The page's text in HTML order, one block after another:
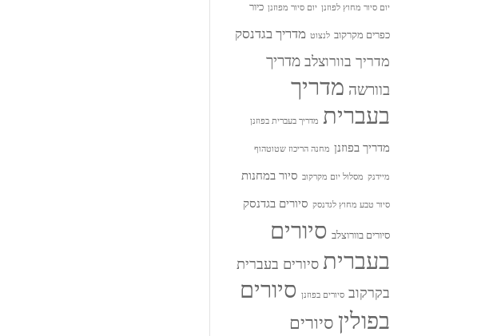
יום סיור מחוץ לפוזנן יום סיור מפוזנן כיור
כפרים מקרקוב לנצוט מדריך בגדנסק
מדריך בוורוצלב מדריך
בוורשה מדריך
בעברית
מדריך בעברית בפוזנן
מדריך בפוזנן מחנה הריכוז שטוטהוף
מיידנק מסלול יום מקרקוב סיור במחנות
סיור טבע מחוץ לגדנסק סיורים בגדנסק
סיורים בוורוצלב סיורים
בעברית סיורים בעברית
בקרקוב סיורים בפוזנן
סיורים
בפולין סיורים